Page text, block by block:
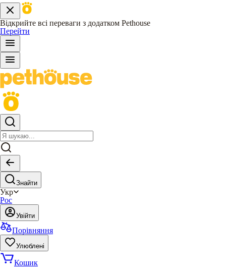
Відкрийте всі переваги з додатком Pethouse
Перейти
Знайти
Укр
Рос
Увійти
Порівняння
Улюблені
Кошик